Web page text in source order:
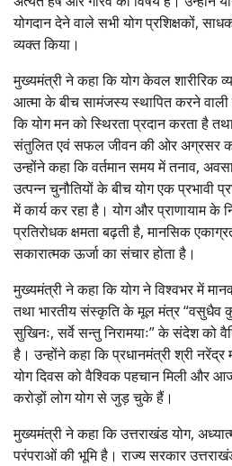
योगदान देने वाले सभी योग प्रशिक्षकों,
व्यक्त किया।
मुख्यमंत्री ने कहा कि योग केवल शारीरिक
आत्मा के बीच सामंजस्य स्थापित करने वाली
कि योग मन को स्थिरता प्रदान करता है
संतुलित एवं सफल जीवन की ओर अग्रसर
उन्होंने कहा कि वर्तमान समय में तनाव,
उत्पन्न चुनौतियों के बीच योग एक प्रभावी
में कार्य कर रहा है। योग और प्राणायाम के
प्रतिरोधक क्षमता बढ़ती है, मानसिक
सकारात्मक ऊर्जा का संचार होता है।
मुख्यमंत्री ने कहा कि योग ने विश्वभर में
तथा भारतीय संस्कृति के मूल मंत्र “वसुधैव
सुखिनः, सर्वे सन्तु निरामयाः” के संदेश को
है। उन्होंने कहा कि प्रधानमंत्री श्री नरेंद्र
योग दिवस को वैश्विक पहचान मिली और
करोड़ों लोग योग से जुड़ चुके हैं।
मुख्यमंत्री ने कहा कि उत्तराखंड योग,
परंपराओं की भूमि है। राज्य सरकार